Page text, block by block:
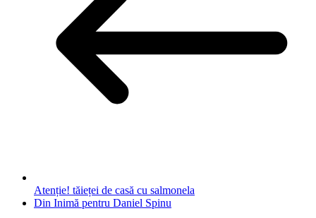
Atenție! tăieței de casă cu salmonela
Din Inimă pentru Daniel Spinu